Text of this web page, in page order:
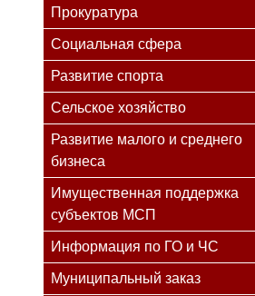
Прокуратура
Социальная сфера
Развитие спорта
Сельское хозяйство
Развитие малого и среднего
бизнеса
Имущественная поддержка
субъектов МСП
Информация по ГО и ЧС
Муниципальный заказ